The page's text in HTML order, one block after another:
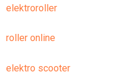
elektroroller
roller online
elektro scooter